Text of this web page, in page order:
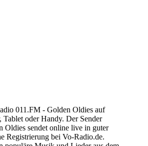
011.FM - Golden Oldies auf
Tablet oder Handy. Der Sender
Oldies sendet online live in guter
Registrierung bei Vo-Radio.de.